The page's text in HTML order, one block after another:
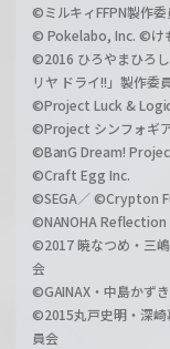
©ミルキィFFPN製作委
© Pokelabo, Inc. ©け
©2016 ひろやまひろ
リヤ ドライ!!」製作委
©Project Luck &
©Project シンフォギ
©BanG Dream!
©Craft Egg Inc.
©SEGA／ ©Crypton
©NANOHA Reflection
©2017 暁なつめ・三
会
©GAINAX・中島かず
©2015丸戸史明・深崎
員会